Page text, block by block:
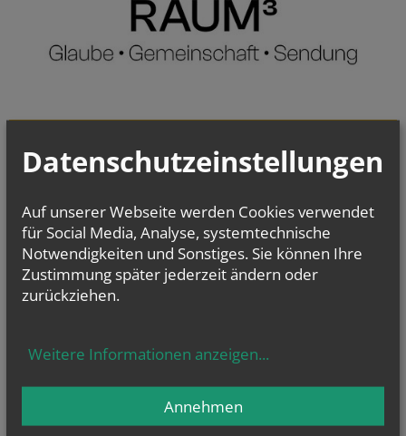
von heute
Mt 17, 14b–20
Datenschutzeinstellungen
Auf unserer Webseite werden Cookies verwendet
für Social Media, Analyse, systemtechnische
Notwendigkeiten und Sonstiges. Sie können Ihre
Zustimmung später jederzeit ändern oder
zurückziehen.
Weitere Informationen anzeigen...
Annehmen